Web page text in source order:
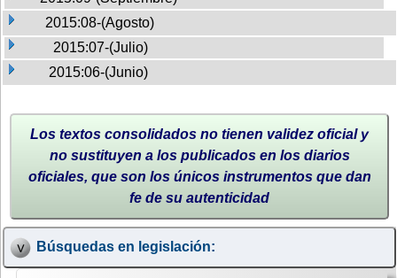
2015:08-(Agosto)
2015:07-(Julio)
2015:06-(Junio)
Los textos consolidados no tienen validez oficial y
no sustituyen a los publicados en los diarios
oficiales, que son los únicos instrumentos que dan
fe de su autenticidad
Búsquedas en legislación: